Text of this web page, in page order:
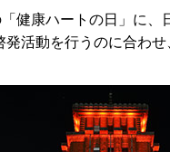
健康ハートの日」に、
発活動を行うのに合わ